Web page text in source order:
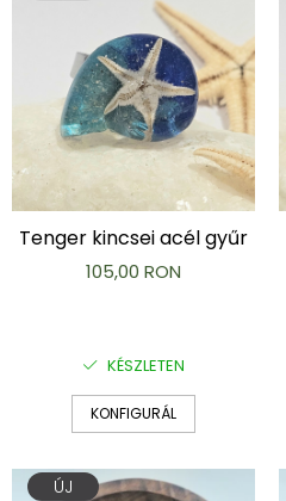
Tenger kincsei acél gyűr
105,00 RON
KÉSZLETEN
KONFIGURÁL
ÚJ